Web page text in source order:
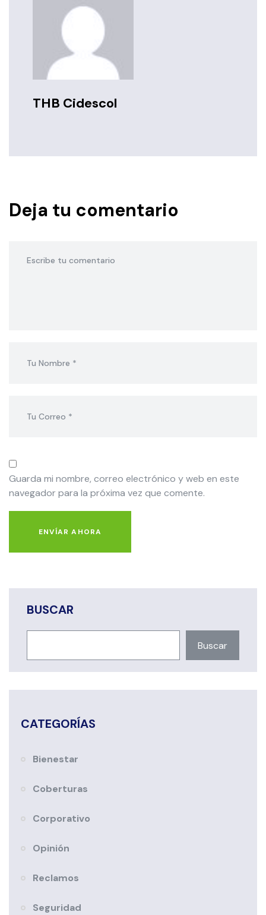
THB Cidescol
Deja tu comentario
Guarda mi nombre, correo electrónico y web en este
navegador para la próxima vez que comente.
ENVÍAR AHORA
BUSCAR
Buscar
CATEGORÍAS
Bienestar
Coberturas
Corporativo
Opinión
Reclamos
Seguridad